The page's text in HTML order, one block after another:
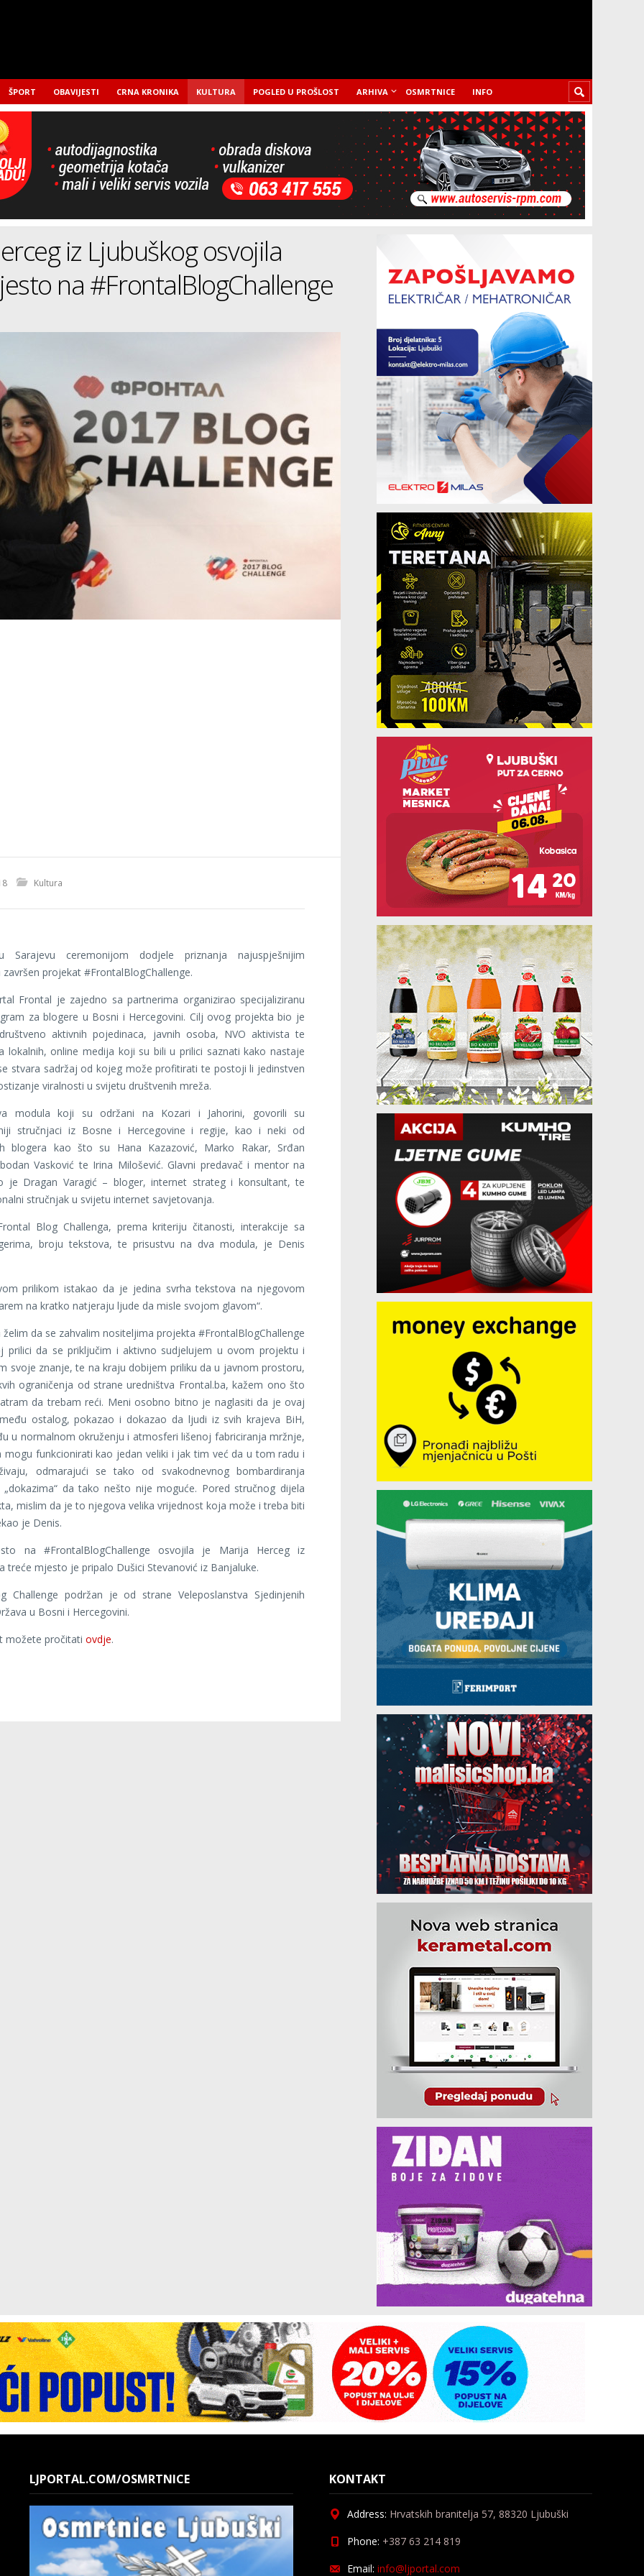
ŠPORT OBAVIJESTI CRNA KRONIKA KULTURA POGLED U PROŠLOST ARHIVA OSMRTNICE INFO
iz Ljubuškog osvojila
na #FrontalBlogChallenge
Kultura
ceremonijom dodjele priznanja najuspješnijim
završen projekat #FrontalBlogChallenge.
Frontal je zajedno sa partnerima organizirao specijaliziranu
za blogere u Bosni i Hercegovini. Cilj ovog projekta bio je
aktivnih pojedinaca, javnih osoba, NVO aktivista te
lokalnih, online medija koji su bili u prilici saznati kako nastaje
stvara sadržaj od kojeg može profitirati te postoji li jedinstven
viralnosti u svijetu društvenih mreža.
modula koji su održani na Kozari i Jahorini, govorili su
stručnjaci iz Bosne i Hercegovine i regije, kao i neki od
blogera kao što su Hana Kazazović, Marko Rakar, Srđan
Vasković te Irina Milošević. Glavni predavač i mentor na
je Dragan Varagić – bloger, internet strateg i konsultant, te
stručnjak u svijetu internet savjetovanja.
Blog Challenga, prema kriteriju čitanosti, interakcije sa
broju tekstova, te prisustvu na dva modula, je Denis
prilikom istakao da je jedina svrha tekstova na njegovom
na kratko natjeraju ljude da misle svojom glavom“.
želim da se zahvalim nositeljima projekta #FrontalBlogChallenge
prilici da se priključim i aktivno sudjelujem u ovom projektu i
svoje znanje, te na kraju dobijem priliku da u javnom prostoru,
ograničenja od strane uredništva Frontal.ba, kažem ono što
da trebam reći. Meni osobno bitno je naglasiti da je ovaj
ostalog, pokazao i dokazao da ljudi iz svih krajeva BiH,
u normalnom okruženju i atmosferi lišenoj fabriciranja mržnje,
mogu funkcionirati kao jedan veliki i jak tim već da u tom radu i
odmarajući se tako od svakodnevnog bombardiranja
da tako nešto nije moguće. Pored stručnog dijela
mislim da je to njegova velika vrijednost koja može i treba biti
je Denis.
na #FrontalBlogChallenge osvojila je Marija Herceg iz
treće mjesto je pripalo Dušici Stevanović iz Banjaluke.
Challenge podržan je od strane Veleposlanstva Sjedinjenih
u Bosni i Hercegovini.
možete pročitati ovdje.
LJPORTAL.COM/OSMRTNICE KONTAKT
Address: Hrvatskih branitelja 57, 88320 Ljubuški
Phone: +387 63 214 819
Email: info@ljportal.com